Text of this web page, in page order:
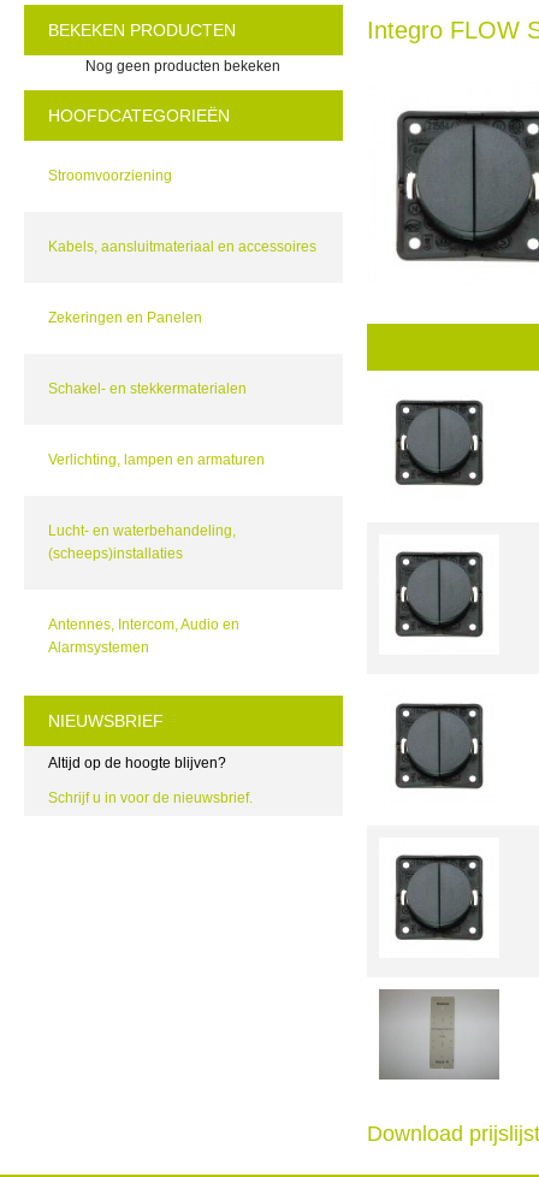
BEKEKEN PRODUCTEN
Nog geen producten bekeken
HOOFDCATEGORIEËN
Stroomvoorziening
Kabels, aansluitmateriaal en accessoires
Zekeringen en Panelen
Schakel- en stekkermaterialen
Verlichting, lampen en armaturen
Lucht- en waterbehandeling,
(scheeps)installaties
Antennes, Intercom, Audio en
Alarmsystemen
NIEUWSBRIEF
Altijd op de hoogte blijven?
Schrijf u in voor de nieuwsbrief.
Integro FLOW
Download